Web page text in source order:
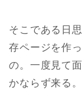
そこである日
存ページを作
の。一度見て
かならず来る